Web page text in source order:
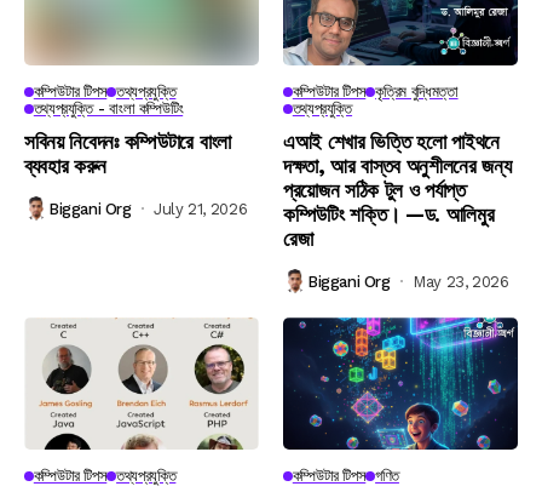
কম্পিউটার টিপস তথ্যপ্রযুক্তি
তথ্যপ্রযুক্তি - বাংলা কম্পিউটিং
সবিনয় নিবেদনঃ কম্পিউটারে বাংলা
ব্যবহার করুন
Biggani Org July 21, 2026
কম্পিউটার টিপস কৃত্রিম বুদ্ধিমত্তা
তথ্যপ্রযুক্তি
এআই শেখার ভিত্তি হলো পাইথনে
দক্ষতা, আর বাস্তব অনুশীলনের জন্য
প্রয়োজন সঠিক টুল ও পর্যাপ্ত
কম্পিউটিং শক্তি। —ড. আলিমুর
রেজা
Biggani Org May 23, 2026
কম্পিউটার টিপস তথ্যপ্রযুক্তি কম্পিউটার টিপস গণিত